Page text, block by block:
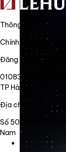
Thông tin
Chính sách bảo mật
Đăng ký kinh doanh
0108340562 cấp
TP Hà Nội
Địa chỉ
Số 50, Ngõ 34/56
Nam